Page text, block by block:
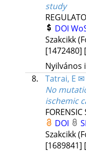
study
DOI
Szakcikk
[1472480]
Nyilvános
8.
Tatrai, E ✉
No
ischemic
DOI
Szakcikk
[1689841]